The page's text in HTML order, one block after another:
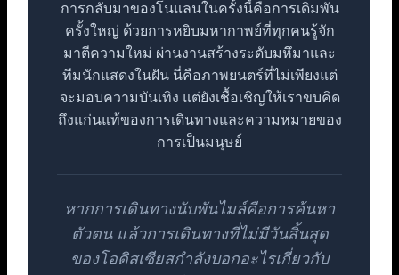
การกลับมาของโนแลนในครั้งนี้คือการเดิมพัน
ครั้งใหญ่ ด้วยการหยิบมหากาพย์ที่ทุกคนรู้จัก
มาตีความใหม่ ผ่านงานสร้างระดับมหึมาและ
ทีมนักแสดงในฝัน นี่คือภาพยนตร์ที่ไม่เพียงแต่
จะมอบความบันเทิง แต่ยังเชื้อเชิญให้เราขบคิด
ถึงแก่นแท้ของการเดินทางและความหมายของ
การเป็นมนุษย์
หากการเดินทางนับพันไมล์คือการค้นหา
ตัวตน แล้วการเดินทางที่ไม่มีวันสิ้นสุด
ของโอดิสเซียสกำลังบอกอะไรเกี่ยวกับ